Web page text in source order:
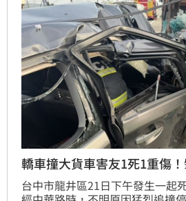
轎車撞大貨車害友1死1重傷
台中市龍井區21日下午發生一起